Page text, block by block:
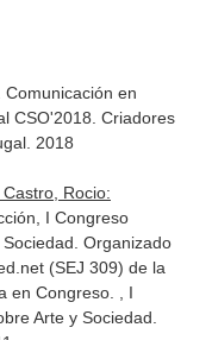
en
CSO'2018. Criadores
2018
Rocio:
I Congreso
Organizado
(SEJ 309) de la
en Congreso. , I
Arte y Sociedad.